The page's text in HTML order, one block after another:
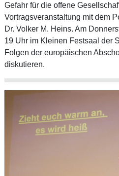
Gefahr für die offene
Vortragsveranstaltung mit dem
Dr. Volker M. Heins. Am
19 Uhr im Kleinen Festsaal der
Folgen der europäischen
diskutieren.